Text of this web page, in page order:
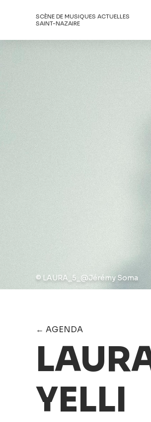
SCÈNE DE MUSIQUES ACTUELLES
SAINT-NAZAIRE
© LAURA_5_@Jérémy Soma
← AGENDA
YELLI